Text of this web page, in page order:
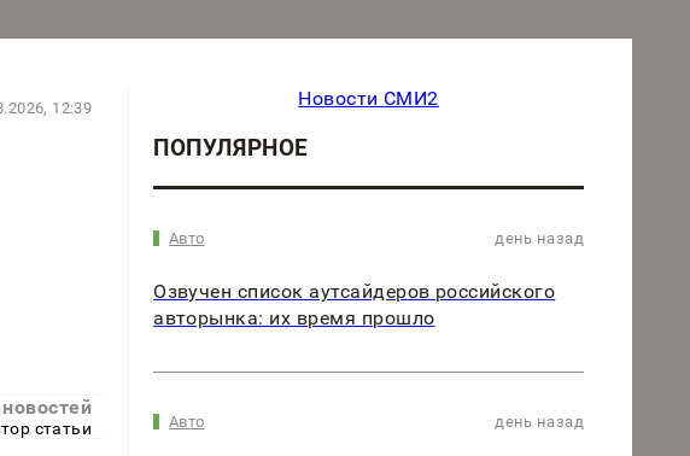
12:39
статьи
Новости СМИ2
ПОПУЛЯРНОЕ
Авто день назад
Озвучен список аутсайдеров российского
авторынка: их время прошло
Авто день назад